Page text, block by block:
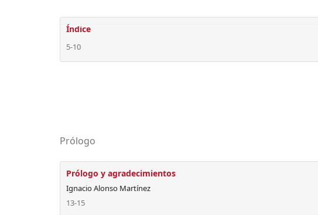
Índice
5-10
Prólogo
Prólogo y agradecimientos
Ignacio Alonso Martínez
13-15